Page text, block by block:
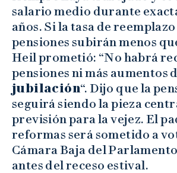
salario medio durante
años. Si la tasa de
pensiones subirán menos
Heil prometió: “No habrá
pensiones ni más aumentos
jubilación“. Dijo que la
seguirá siendo la pieza
previsión para la vejez. El
reformas será sometido a
Cámara Baja del
antes del receso estival.